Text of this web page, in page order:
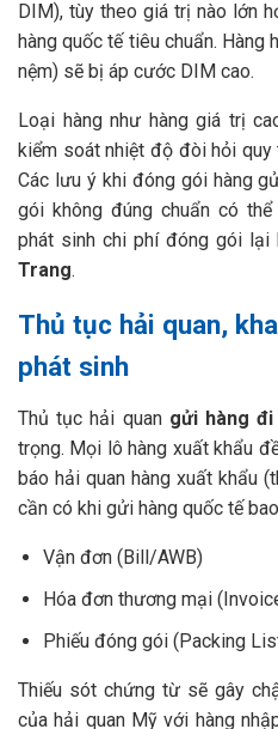
DIM), tùy theo giá trị nào lớn
hàng quốc tế tiêu chuẩn. Hàng
nệm) sẽ bị áp cước DIM cao.
Loại hàng như hàng giá trị
kiểm soát nhiệt độ đòi hỏi
Các lưu ý khi đóng gói hàng
gói không đúng chuẩn có
phát sinh chi phí đóng gói lại
Trang.
Thủ tục hải quan,
phát sinh
Thủ tục hải quan gửi hàng
trọng. Mọi lô hàng xuất khẩu
báo hải quan hàng xuất khẩu
cần có khi gửi hàng quốc tế
Vận đơn (Bill/AWB)
Hóa đơn thương mại
Phiếu đóng gói (Packing
Thiếu sót chứng từ sẽ gây
của hải quan Mỹ với hàng